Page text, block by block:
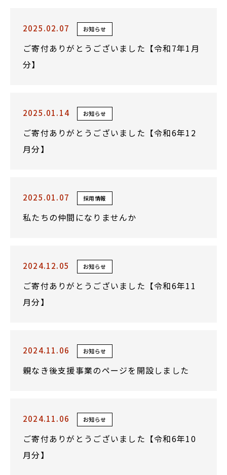
2025.02.07 お知らせ
ご寄付ありがとうございました【令和7年1月
分】
2025.01.14 お知らせ
ご寄付ありがとうございました【令和6年12
月分】
2025.01.07 採用情報
私たちの仲間になりませんか
2024.12.05 お知らせ
ご寄付ありがとうございました【令和6年11
月分】
2024.11.06 お知らせ
親なき後支援事業のページを開設しました
2024.11.06 お知らせ
ご寄付ありがとうございました【令和6年10
月分】